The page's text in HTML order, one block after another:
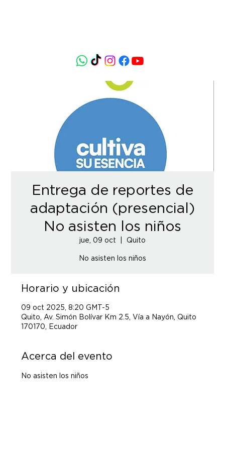
Entrega de reportes de
adaptación (presencial)
No asisten los niños
jue, 09 oct Quito
No asisten los niños
Horario y ubicación
09 oct 2025, 8:20 GMT-5
Quito, Av. Simón Bolívar Km 2.5, Vía a Nayón, Quito
170170, Ecuador
Acerca del evento
No asisten los niños